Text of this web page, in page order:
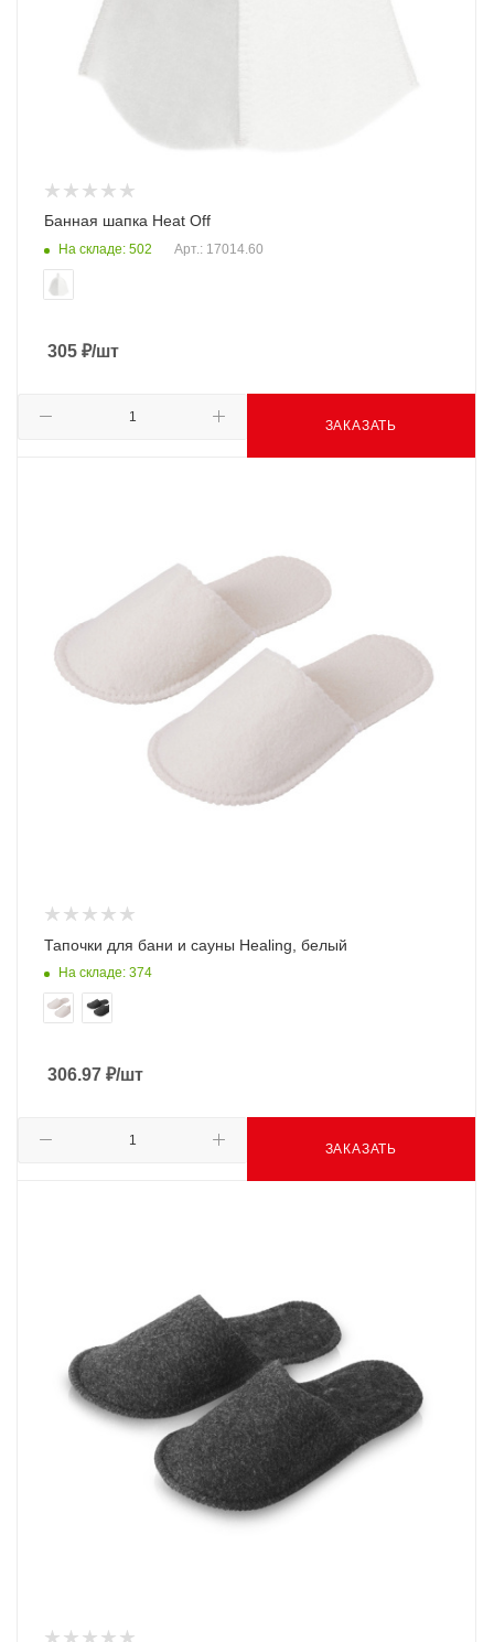
Банная шапка Heat Off
На складе: 502 Арт.: 17014.60
305 ₽/шт
ЗАКАЗАТЬ
Тапочки для бани и сауны Healing, белый
На складе: 374
306.97 ₽/шт
ЗАКАЗАТЬ